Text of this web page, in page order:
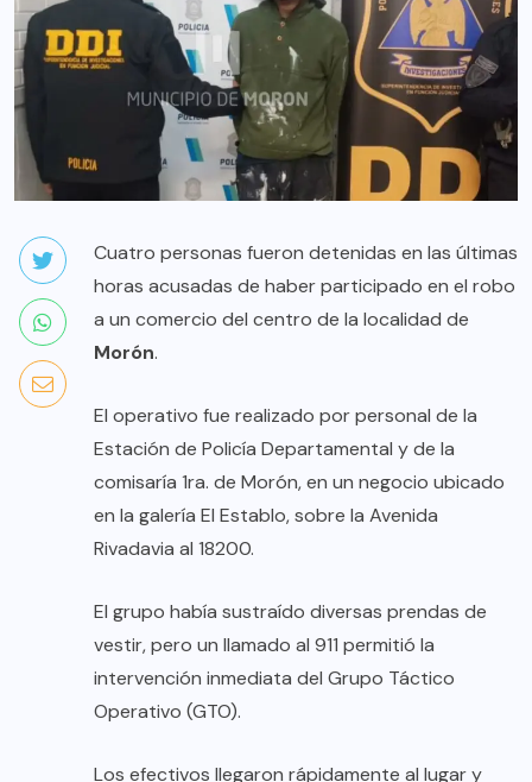
Cuatro personas fueron detenidas en las últimas
horas acusadas de haber participado en el robo
a un comercio del centro de la localidad de
Morón.
El operativo fue realizado por personal de la
Estación de Policía Departamental y de la
comisaría 1ra. de Morón, en un negocio ubicado
en la galería El Establo, sobre la Avenida
Rivadavia al 18200.
El grupo había sustraído diversas prendas de
vestir, pero un llamado al 911 permitió la
intervención inmediata del Grupo Táctico
Operativo (GTO).
Los efectivos llegaron rápidamente al lugar y